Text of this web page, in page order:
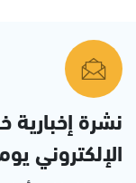
نشرة
الإلكتروني